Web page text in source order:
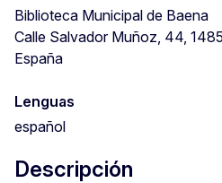
Biblioteca Municipal de Baena
Calle Salvador Muñoz, 44,
España
Lenguas
español
Descripción